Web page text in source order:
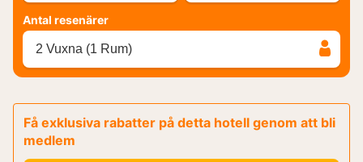
Antal resenärer
2 Vuxna (1 Rum)
Få exklusiva rabatter på detta hotell genom att bli
medlem